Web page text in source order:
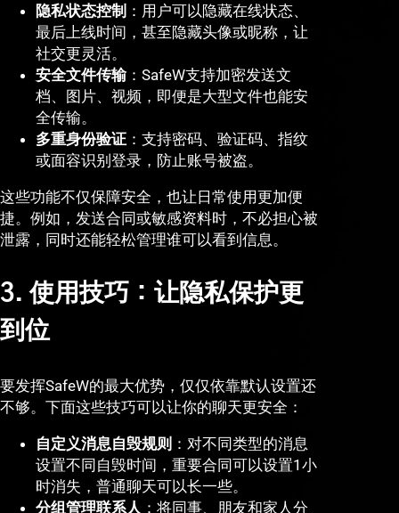
隐私状态控制 ：用户可以隐藏在线状态、
最后上线时间，甚至隐藏头像或昵称，让
社交更灵活。
安全文件传输：SafeW支持加密发送文
档、图片、视频，即便是大型文件也能安
全传输。
多重身份验证 ：支持密码、验证码、指纹
或面容识别登录，防止账号被盗。
这些功能不仅保障安全，也让日常使用更加便
捷。例如，发送合同或敏感资料时，不必担心被
泄露，同时还能轻松管理谁可以看到信息。
3. 使用技巧：让隐私保护更
到位
要发挥SafeW的最大优势，仅仅依靠默认设置还
不够。下面这些技巧可以让你的聊天更安全：
自定义消息自毁规则 ：对不同类型的消息
设置不同自毁时间，重要合同可以设置1小
时消失，普通聊天可以长一些。
分组管理联系人 ：将同事、朋友和家人分